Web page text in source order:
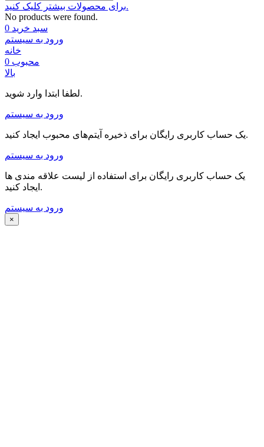
برای محصولات بیشتر کلیک کنید.
No products were found.
سبد خرید 0
ورود به سیستم
خانه
محبوب 0
بالا
لطفا ابتدا وارد شوید.
ورود به سیستم
یک حساب کاربری رایگان برای ذخیره آیتم‌های محبوب ایجاد کنید.
ورود به سیستم
یک حساب کاربری رایگان برای استفاده از لیست علاقه مندی ها
ایجاد کنید.
ورود به سیستم
×